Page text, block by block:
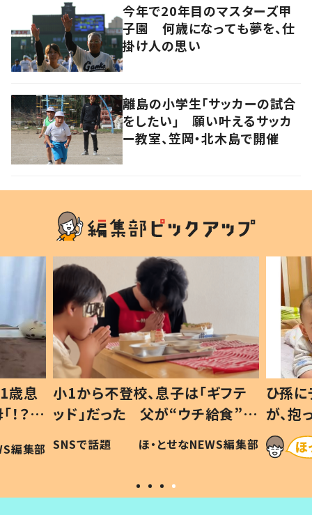
今年で20年目のマスターズ甲
子園 何歳になっても夢を、仕
掛け人の思い
離島の小学生「サッカーの試合
をしたい」 願い叶えるサッカ
ー教室、笠岡・北木島で開催
歳息
？」
編集部
小1から不登校、息子は「ギフテ
ッド」だった 父が“ウチ給食”を
作り続ける理由とは #令和の親
#令和の子
SNSで話題 ほ・とせなNEWS編集部
ひ孫
が、
「涙が
い」